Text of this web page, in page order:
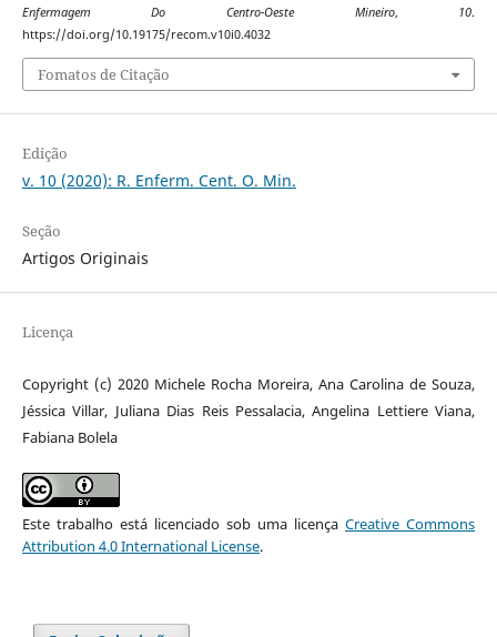
Enfermagem Do Centro-Oeste Mineiro, 10.
https://doi.org/10.19175/recom.v10i0.4032
Fomatos de Citação
Edição
v. 10 (2020): R. Enferm. Cent. O. Min.
Seção
Artigos Originais
Licença
Copyright (c) 2020 Michele Rocha Moreira, Ana Carolina de Souza,
Jéssica Villar, Juliana Dias Reis Pessalacia, Angelina Lettiere Viana,
Fabiana Bolela
Este trabalho está licenciado sob uma licençaCreative Commons
Attribution 4.0 International License.